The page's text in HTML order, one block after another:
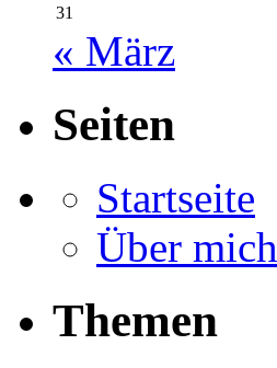
31
« März
Seiten
Startseite
Über mich
Themen